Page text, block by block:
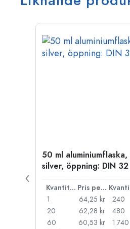
50 ml
silver, öppning: DIN 32
Kvantitet Pris per styck
1
64,25 kr
20
62,28 kr
60
60,53 kr
240
480
1.740